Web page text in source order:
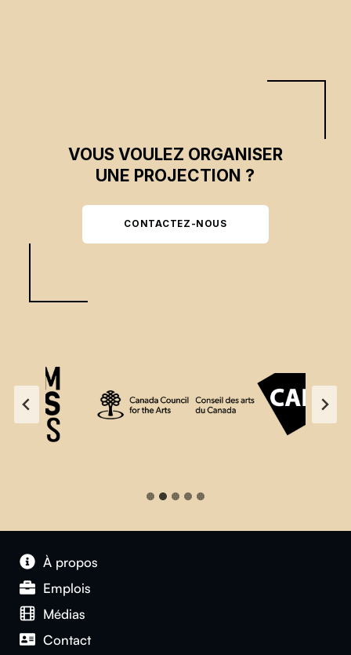
VOUS VOULEZ ORGANISER
UNE PROJECTION ?
CONTACTEZ-NOUS
À propos
Emplois
Médias
Contact